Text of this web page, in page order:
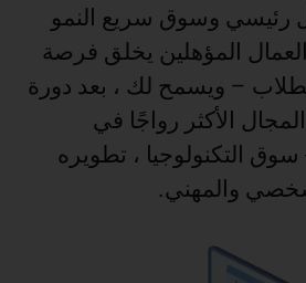
رئيسي وسوق سريع النمو
المؤهلين يخلق فرصة
– ويسمح لك ، بعد دورة
الأكثر رواجًا في
التكنولوجيا ، تطويره
والمهني.